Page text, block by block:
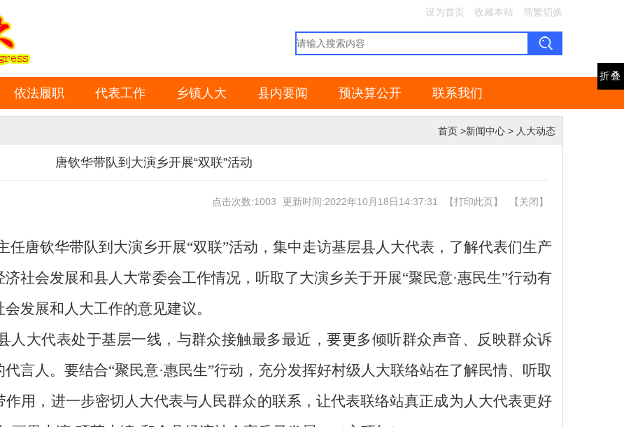
折叠
设为首页 收藏本站 简繁切换
依法履职 代表工作 乡镇人大 县内要闻 预决算公开 联系我们
首页 >新闻中心 > 人大动态
唐钦华带队到大演乡开展“双联”活动
点击次数:1003 更新时间:2022年10月18日14:37:31 【打印此页】 【关闭】
任唐钦华带队到 大演乡开展“双联”活动，集中走访基层县人大代表，了解代表们生产
社会发展和县人大常委会工作情况， 听取了大演乡关于开展“聚民意·惠民生”行动有
发展和人大工作的意见建议。
人大代表处于基层一线，与群众接触最多最近，要更多倾听群众声音、反映群众诉
言人。 要结合“聚民意·惠民生”行动，充分发挥好村级人大联络站在了解民情、听取
用，进一步密切人大代表与人民群众的联系，让代表联络站真正成为人大代表更好